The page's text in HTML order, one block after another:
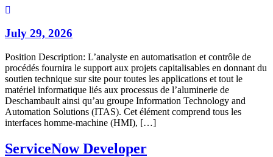
July 29, 2026
Position Description: L’analyste en automatisation et contrôle de
procédés fournira le support aux projets capitalisables en donnant du
soutien technique sur site pour toutes les applications et tout le
matériel informatique liés aux processus de l’aluminerie de
Deschambault ainsi qu’au groupe Information Technology and
Automation Solutions (ITAS). Cet élément comprend tous les
interfaces homme-machine (HMI), […]
ServiceNow Developer